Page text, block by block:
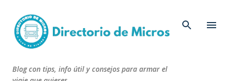
Blog con tips, info útil y consejos para armar el